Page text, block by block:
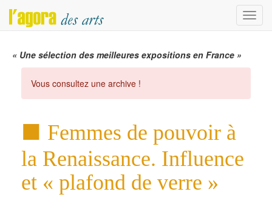
Menu
« Une sélection des meilleures expositions en France »
Vous consultez une archive !
Femmes de pouvoir à
la Renaissance. Influence
et « plafond de verre »